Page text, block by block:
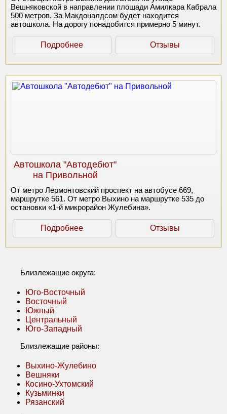
Вешняковской в направлении площади Амилкара Кабрала
500 метров. За Макдоналдсом будет находится
автошкола. На дорогу понадобится примерно 5 минут.
Подробнее Отзывы
Автошкола "Автодебют"
на Привольной
От метро Лермонтовский проспект на автобусе 669,
маршрутке 561. От метро Выхино на маршрутке 535 до
остановки «1-й микрорайон Жулебина».
Подробнее Отзывы
Близлежащие округа:
Юго-Восточный
Восточный
Южный
Центральный
Юго-Западный
Близлежащие районы:
Выхино-Жулебино
Вешняки
Косино-Ухтомский
Кузьминки
Рязанский